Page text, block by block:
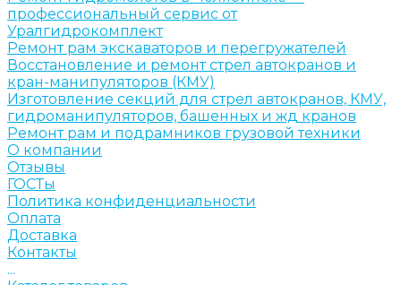
профессиональный сервис от
Уралгидрокомплект
Ремонт рам экскаваторов и перегружателей
Восстановление и ремонт стрел автокранов и
кран-манипуляторов (КМУ)
Изготовление секций для стрел автокранов, КМУ,
гидроманипуляторов, башенных и жд кранов
Ремонт рам и подрамников грузовой техники
О компании
Отзывы
ГОСТы
Политика конфиденциальности
Оплата
Доставка
Контакты
...